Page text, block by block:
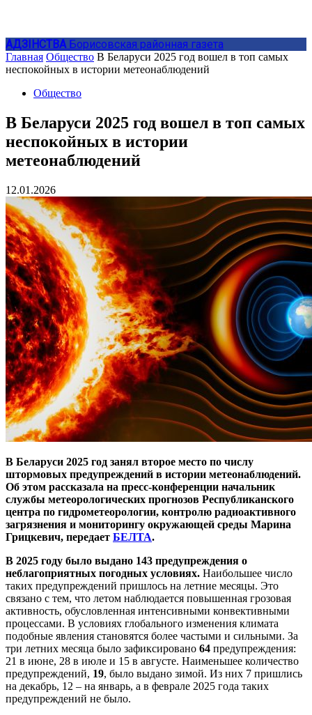
АДЗIНСТВА Борисовская районная газета
Главная Общество В Беларуси 2025 год вошел в топ самых
неспокойных в истории метеонаблюдений
Общество
В Беларуси 2025 год вошел в топ самых
неспокойных в истории
метеонаблюдений
12.01.2026
В Беларуси 2025 год занял второе место по числу
штормовых предупреждений в истории метеонаблюдений.
Об этом рассказала на пресс-конференции начальник
службы метеорологических прогнозов Республиканского
центра по гидрометеорологии, контролю радиоактивного
загрязнения и мониторингу окружающей среды Марина
Грицкевич, передает БЕЛТА.
В 2025 году было выдано 143 предупреждения о
неблагоприятных погодных условиях. Наибольшее число
таких предупреждений пришлось на летние месяцы. Это
связано с тем, что летом наблюдается повышенная грозовая
активность, обусловленная интенсивными конвективными
процессами. В условиях глобального изменения климата
подобные явления становятся более частыми и сильными. За
три летних месяца было зафиксировано 64 предупреждения:
21 в июне, 28 в июле и 15 в августе. Наименьшее количество
предупреждений, 19, было выдано зимой. Из них 7 пришлись
на декабрь, 12 – на январь, а в феврале 2025 года таких
предупреждений не было.